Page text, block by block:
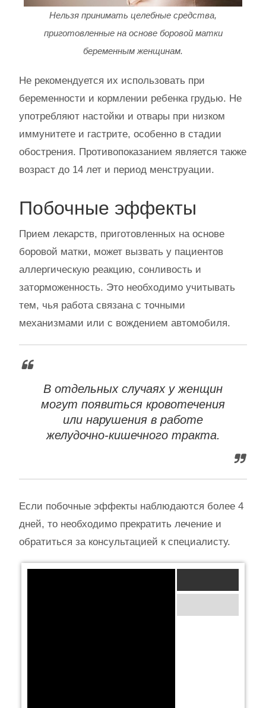
Нельзя принимать целебные средства,
приготовленные на основе боровой матки
беременным женщинам.
Не рекомендуется их использовать при
беременности и кормлении ребенка грудью. Не
употребляют настойки и отвары при низком
иммунитете и гастрите, особенно в стадии
обострения. Противопоказанием является также
возраст до 14 лет и период менструации.
Побочные эффекты
Прием лекарств, приготовленных на основе
боровой матки, может вызвать у пациентов
аллергическую реакцию, сонливость и
заторможенность. Это необходимо учитывать
тем, чья работа связана с точными
механизмами или с вождением автомобиля.
В отдельных случаях у женщин
могут появиться кровотечения
или нарушения в работе
желудочно-кишечного тракта.
Если побочные эффекты наблюдаются более 4
дней, то необходимо прекратить лечение и
обратиться за консультацией к специалисту.